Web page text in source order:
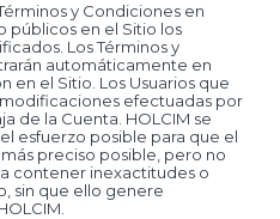
y Condiciones en
en el Sitio los
Los Términos y
automáticamente en
en el Sitio. Los Usuarios que
efectuadas por
de la Cuenta. HOLCIM se
esfuerzo posible para que el
preciso posible, pero no
contener inexactitudes o
sin que ello genere